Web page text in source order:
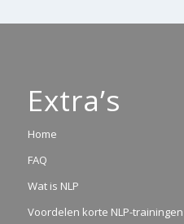
Extra’s
Home
FAQ
Wat is NLP
Voordelen korte NLP-trainingen